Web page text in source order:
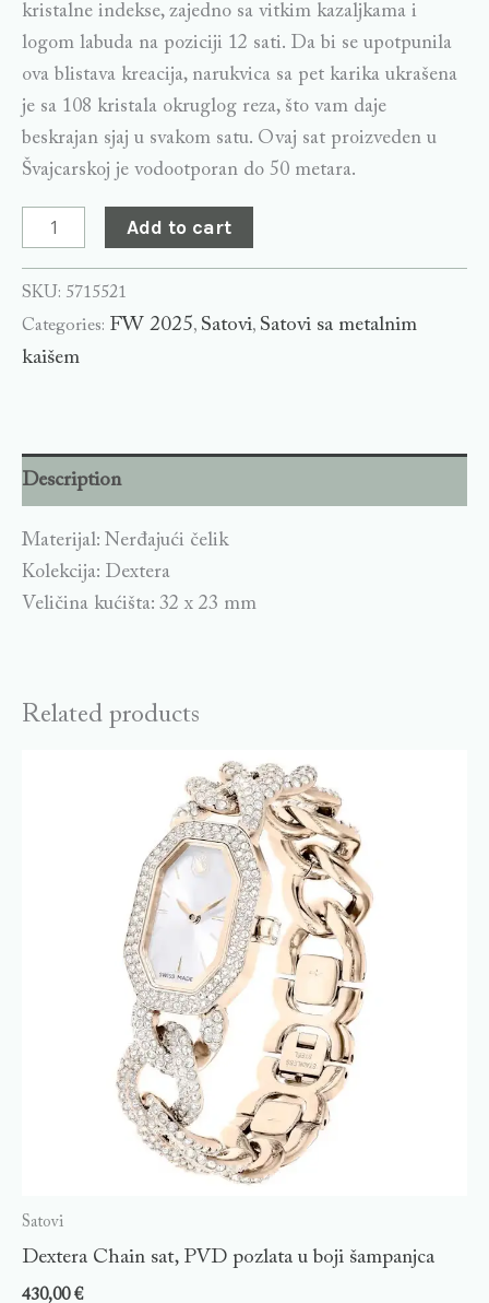
kristalne indekse, zajedno sa vitkim kazaljkama i
logom labuda na poziciji 12 sati. Da bi se upotpunila
ova blistava kreacija, narukvica sa pet karika ukrašena
je sa 108 kristala okruglog reza, što vam daje
beskrajan sjaj u svakom satu. Ovaj sat proizveden u
Švajcarskoj je vodootporan do 50 metara.
Add to cart
SKU: 5715521
Categories: FW 2025, Satovi, Satovi sa metalnim
kaišem
Description
Materijal: Nerđajući čelik
Kolekcija: Dextera
Veličina kućišta: 32 x 23 mm
Related products
Satovi
Dextera Chain sat, PVD pozlata u boji šampanjca
430,00€